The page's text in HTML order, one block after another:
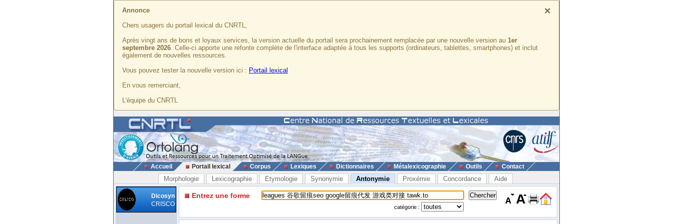
×
Annonce
Chers usagers du portail lexical du CNRTL,
Après vingt ans de bons et loyaux services, la version actuelle du portail sera prochainement remplacée par une nouvelle version au 1er
septembre 2026. Celle-ci apporte une refonte complète de l'interface adaptée à tous les supports (ordinateurs, tablettes, smartphones) et inclut
également de nouvelles ressources.
Vous pouvez tester la nouvelle version ici : Portail lexical
En vous remerciant,
L'équipe du CNRTL
Accueil Portail lexical Corpus Lexiques Dictionnaires Métalexicographie Outils Contact
Morphologie Lexicographie Etymologie Synonymie Antonymie Proxémie Concordance Aide
Dicosyn
CRISCO
Entrez une forme
catégorie :